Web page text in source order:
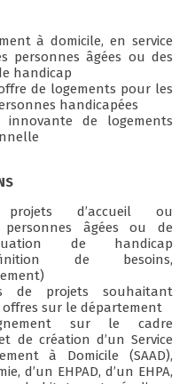
à domicile, en service
personnes âgées ou des
handicap
de logements pour les
handicapées
innovante de logements
d’accueil ou
personnes âgées ou de
de handicap
de besoins,
de projets souhaitant
sur le département
sur le cadre
de création d’un Service
à Domicile (SAAD),
d’un EHPAD, d’un EHPA,